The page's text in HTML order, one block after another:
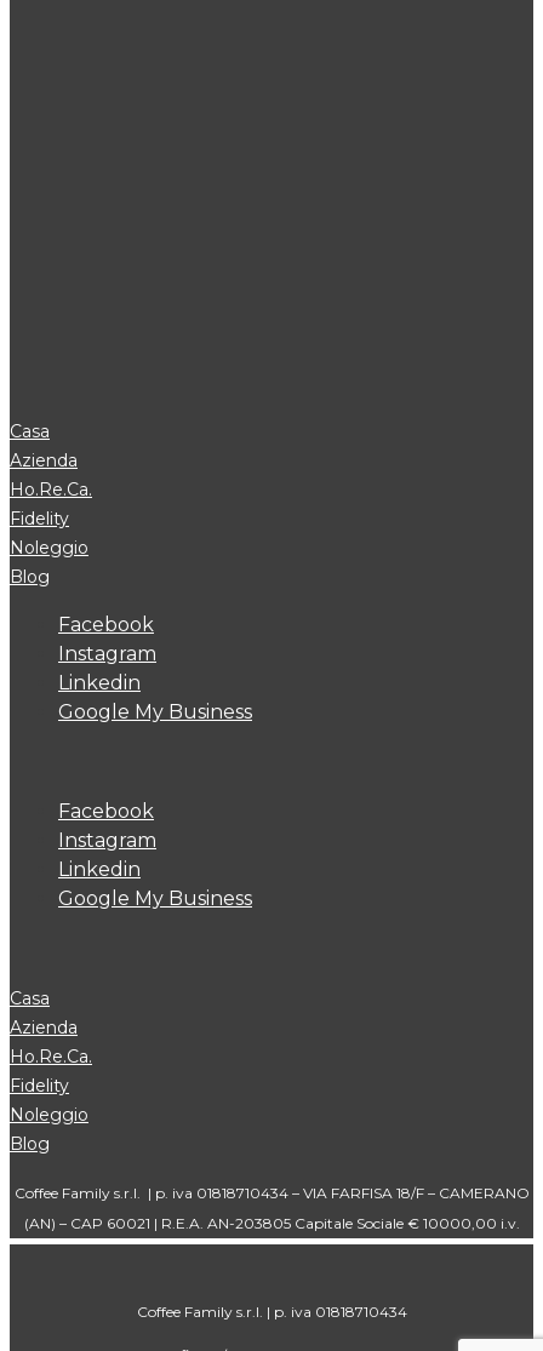
Casa
Azienda
Ho.Re.Ca.
Fidelity
Noleggio
Blog
Facebook
Instagram
Linkedin
Google My Business
Facebook
Instagram
Linkedin
Google My Business
Casa
Azienda
Ho.Re.Ca.
Fidelity
Noleggio
Blog
Coffee Family s.r.l. | p. iva 01818710434 – VIA FARFISA 18/F – CAMERANO
(AN) – CAP 60021 | R.E.A. AN-203805 Capitale Sociale € 10000,00 i.v.
Coffee Family s.r.l. | p. iva 01818710434